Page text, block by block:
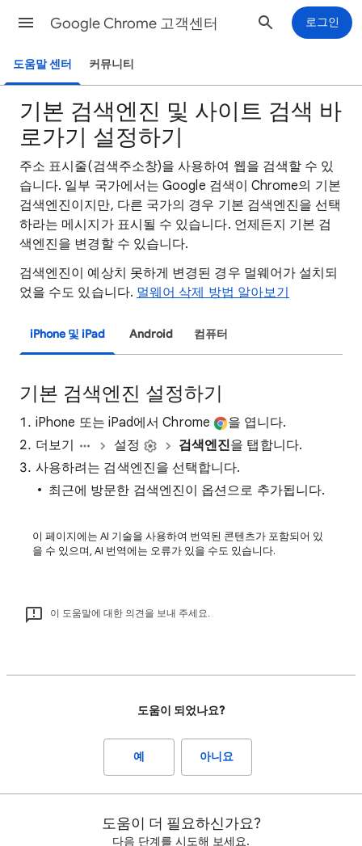
Google Chrome 고객센터 로그인
도움말 센터 커뮤니티
기본 검색엔진 및 사이트 검색 바
로가기 설정하기
주소 표시줄(검색주소창)을 사용하여 웹을 검색할 수 있
습니다. 일부 국가에서는 Google 검색이 Chrome의 기본
검색엔진이지만, 다른 국가의 경우 기본 검색엔진을 선택
하라는 메시지가 표시될 수 있습니다. 언제든지 기본 검
색엔진을 변경할 수 있습니다.
검색엔진이 예상치 못하게 변경된 경우 멀웨어가 설치되
었을 수도 있습니다. 멀웨어 삭제 방법 알아보기
iPhone 및 iPad Android 컴퓨터
기본 검색엔진 설정하기
iPhone 또는 iPad에서 Chrome
을 엽니다.
더보기
설정 검색엔진을 탭합니다.
사용하려는 검색엔진을 선택합니다.
최근에 방문한 검색엔진이 옵션으로 추가됩니다.
이 페이지에는 AI 기술을 사용하여 번역된 콘텐츠가 포함되어 있
을 수 있으며, AI 번역에는 오류가 있을 수도 있습니다.
이 도움말에 대한 의견을 보내 주세요.
도움이 되었나요?
예 아니요
도움이 더 필요하신가요?
다음 단계를 시도해 보세요.